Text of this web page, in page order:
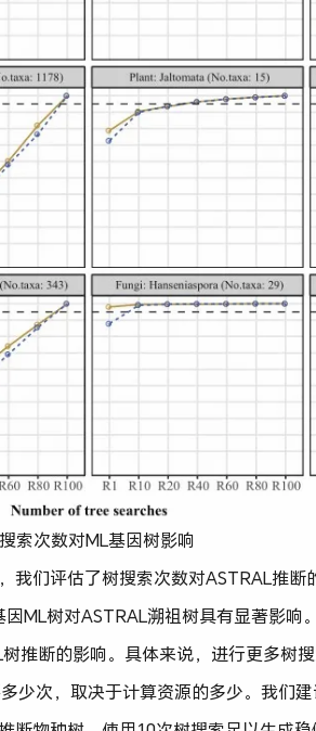
索次数对ML基因树影响
们评估了树搜索次数对ASTRAL推断
ML树对ASTRAL溯祖树具有显著影响
推断的影响。具体来说，进行更多树
少次，取决于计算资源的多少。我们